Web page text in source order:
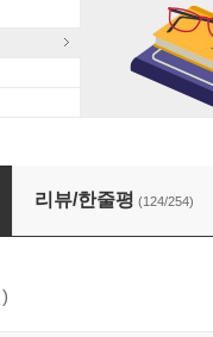
리뷰/한줄평 (124/254)